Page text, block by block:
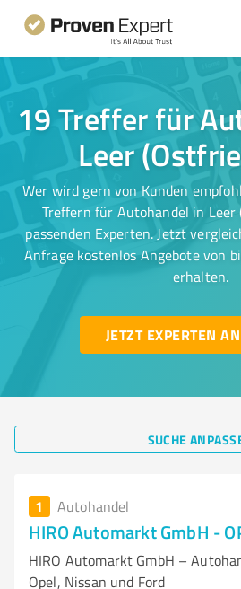
19 Treffer für
Leer
Wer wird gern von Kunden
Treffern für Autohandel in Leer
passenden Experten. Jetzt
Anfrage kostenlos Angebote von
erhalten.
JETZT EXPERTEN
SUCHE
1 Autohandel
HIRO Automarkt GmbH -
HIRO Automarkt GmbH –
Opel, Nissan und Ford